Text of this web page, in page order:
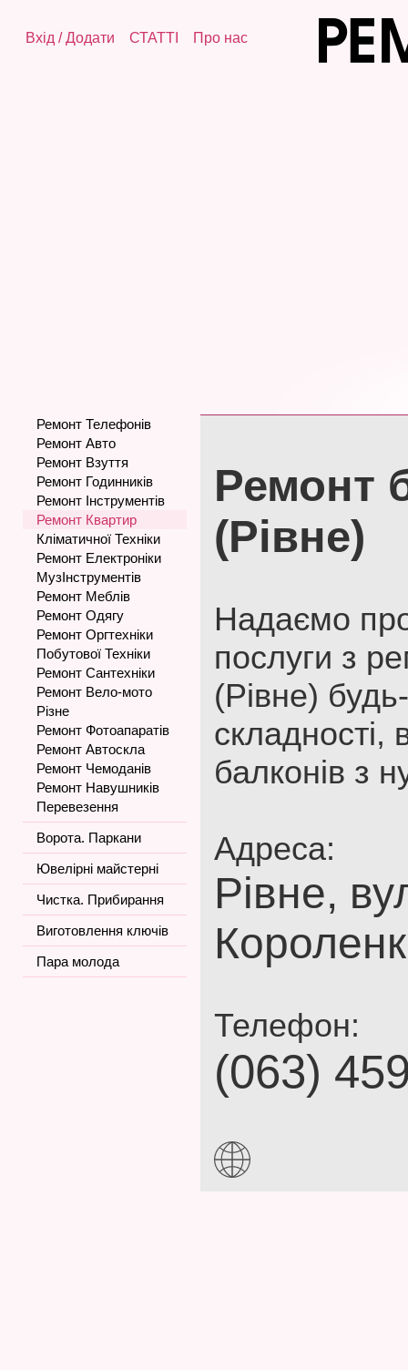
Вхід /Додати СТАТТІ Про нас
Ремонт Телефонів
Ремонт Авто
Ремонт Взуття
Ремонт Годинників
Ремонт Інструментів
Ремонт Квартир
Кліматичної Техніки
Ремонт Електроніки
МузІнструментів
Ремонт Меблів
Ремонт Одягу
Ремонт Оргтехніки
Побутової Техніки
Ремонт Сантехніки
Ремонт Вело-мото
Різне
Ремонт Фотоапаратів
Ремонт Автоскла
Ремонт Чемоданів
Ремонт Навушників
Перевезення
Ворота. Паркани
Ювелірні майстерні
Чистка. Прибирання
Виготовлення ключів
Пара молода
Ремонт
(Рівне)
Надаємо
послуги з
(Рівне)
складності,
балконів з
Адреса:
Рівне,
Телефон:
(063)